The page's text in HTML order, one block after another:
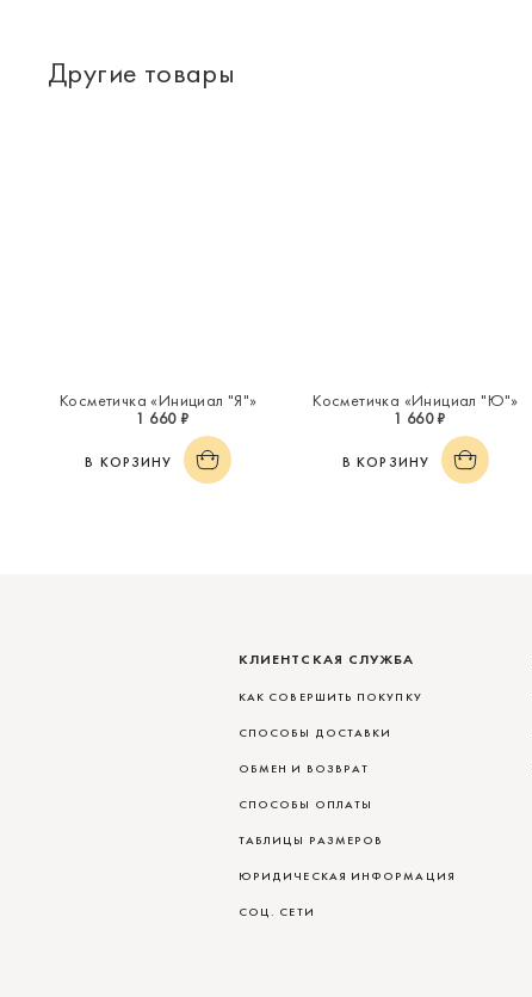
Другие товары
Косметичка «Инициал "Я"»
1 660 ₽
В КОРЗИНУ
Косметичка «Инициал "Ю"»
1 660 ₽
В КОРЗИНУ
КЛИЕНТСКАЯ СЛУЖБА
КАК СОВЕРШИТЬ ПОКУПКУ
СПОСОБЫ ДОСТАВКИ
ОБМЕН И ВОЗВРАТ
СПОСОБЫ ОПЛАТЫ
ТАБЛИЦЫ РАЗМЕРОВ
ЮРИДИЧЕСКАЯ ИНФОРМАЦИЯ
СОЦ. СЕТИ